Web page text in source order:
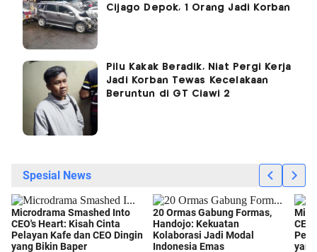
Cijago Depok, 1 Orang Jadi Korban
Pilu Kakak Beradik, Niat Pergi Kerja
Jadi Korban Tewas Kecelakaan
Beruntun di GT Ciawi 2